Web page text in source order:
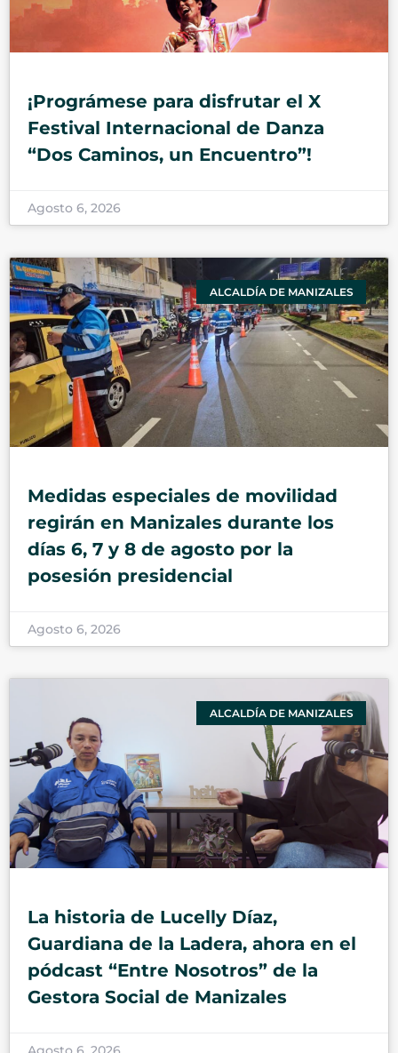
¡Prográmese para disfrutar el X
Festival Internacional de Danza
“Dos Caminos, un Encuentro”!
Agosto 6, 2026
ALCALDÍA DE MANIZALES
Medidas especiales de movilidad
regirán en Manizales durante los
días 6, 7 y 8 de agosto por la
posesión presidencial
Agosto 6, 2026
ALCALDÍA DE MANIZALES
La historia de Lucelly Díaz,
Guardiana de la Ladera, ahora en el
pódcast “Entre Nosotros” de la
Gestora Social de Manizales